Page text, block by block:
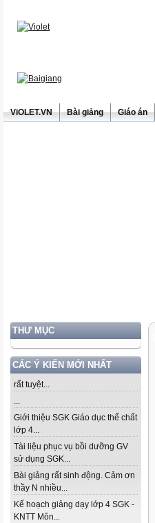
ViOLET.VN Bài giảng Giáo án
THƯ MỤC
CÁC Ý KIẾN MỚI NHẤT
rất tuyệt...
...
Giới thiệu SGK Giáo dục thể chất
lớp 4...
Tài liệu phục vụ bồi dưỡng GV
sử dụng SGK...
Bài giảng rất sinh động. Cảm ơn
thầy N nhiều...
Kế hoạch giảng dạy lớp 4 SGK -
KNTT Môn...